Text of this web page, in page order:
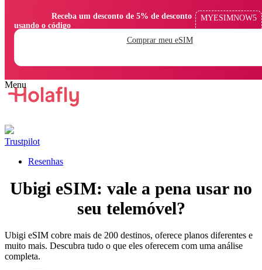
usando o código
MYESIMNOW5
Comprar meu eSIM
Trustpilot
Resenhas
Ubigi eSIM: vale a pena usar no
seu telemóvel?
Ubigi eSIM cobre mais de 200 destinos, oferece planos diferentes e
muito mais. Descubra tudo o que eles oferecem com uma análise
completa.